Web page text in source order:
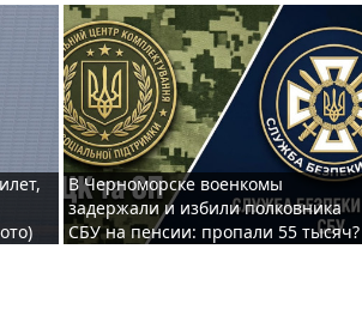
В Черноморске военкомы
задержали и избили полковника
СБУ на пенсии: пропали 55 тысяч?